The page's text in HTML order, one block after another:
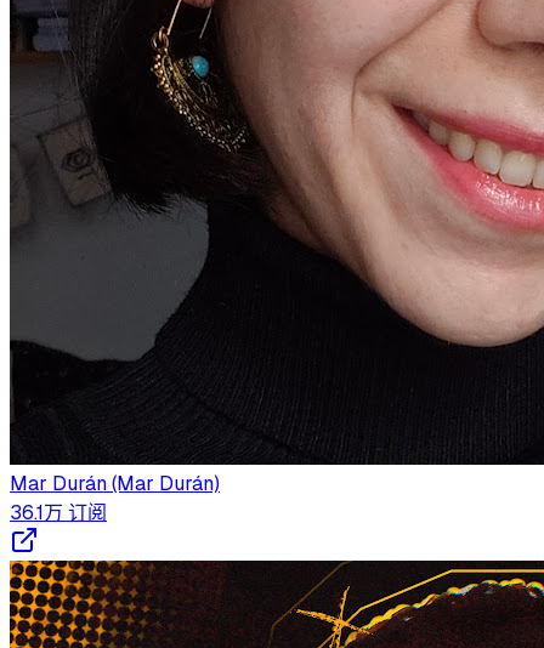
Mar Durán (Mar Durán)
36.1万 订阅